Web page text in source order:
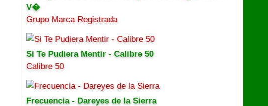
V�
Grupo Marca Registrada
Si Te Pudiera Mentir - Calibre 50
Calibre 50
Frecuencia - Dareyes de la Sierra